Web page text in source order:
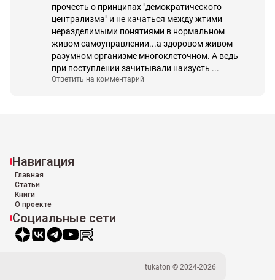
прочесть о принципах "демократического
централизма" и не качаться между жтими
неразделимыми понятиями в нормальном
живом самоуправлении...а здоровом живом
разумном организме многоклеточном. А ведь
при поступлении зачитывали наизусть ...
Ответить на комментарий
Навигация
Главная
Статьи
Книги
О проекте
Социальные сети
tukaton © 2024-2026